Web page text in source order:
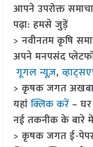
आपने उपरोक्त
पढ़ा: हमसे जुड़ें
> नवीनतम कृषि
अपने मनपसंद
गूगल न्यूज़,
> कृषक जगत
यहांक्लिक करें– घर
नई तकनीक के बारे
> कृषक जगत ई-